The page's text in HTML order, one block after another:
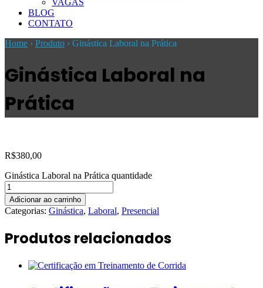
VAGAS
BLOG
CONTATO
Home › Produto › Ginástica Laboral na Prática
Ginástica Laboral na
Prática
R$380,00
Ginástica Laboral na Prática quantidade
Adicionar ao carrinho
Categorias: Ginástica, Laboral, Presencial
Produtos relacionados